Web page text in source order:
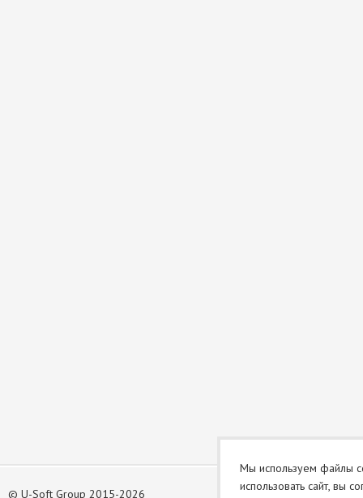
© U-Soft Group 2015-2026
Мы используем файлы
использовать сайт, вы